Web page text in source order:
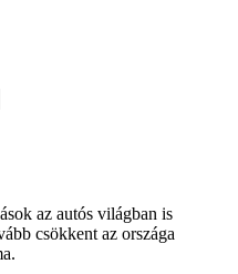
az autós világban is
csökkent az országa